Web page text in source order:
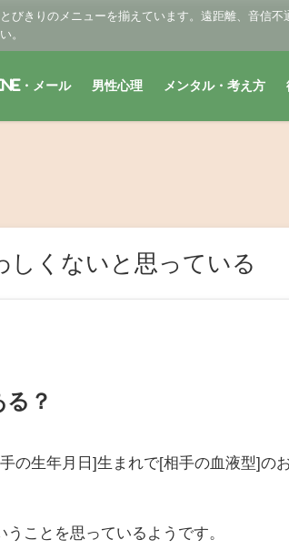
きりのメニューを揃えています。遠距離、音信
。
・メール 男性心理 メンタル・考え方
しくないと思っている
？
の生年月日]生まれで[相手の血液型]の
ことを思っているようです。